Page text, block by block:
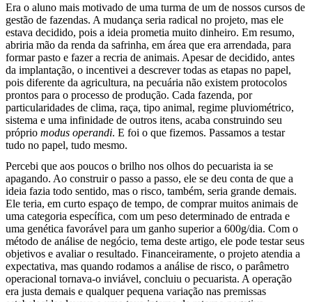
Era o aluno mais motivado de uma turma de um de nossos cursos de
gestão de fazendas. A mudança seria radical no projeto, mas ele
estava decidido, pois a ideia prometia muito dinheiro. Em resumo,
abriria mão da renda da safrinha, em área que era arrendada, para
formar pasto e fazer a recria de animais. Apesar de decidido, antes
da implantação, o incentivei a descrever todas as etapas no papel,
pois diferente da agricultura, na pecuária não existem protocolos
prontos para o processo de produção. Cada fazenda, por
particularidades de clima, raça, tipo animal, regime pluviométrico,
sistema e uma infinidade de outros itens, acaba construindo seu
próprio modus operandi. E foi o que fizemos. Passamos a testar
tudo no papel, tudo mesmo.
Percebi que aos poucos o brilho nos olhos do pecuarista ia se
apagando. Ao construir o passo a passo, ele se deu conta de que a
ideia fazia todo sentido, mas o risco, também, seria grande demais.
Ele teria, em curto espaço de tempo, de comprar muitos animais de
uma categoria específica, com um peso determinado de entrada e
uma genética favorável para um ganho superior a 600g/dia. Com o
método de análise de negócio, tema deste artigo, ele pode testar seus
objetivos e avaliar o resultado. Financeiramente, o projeto atendia a
expectativa, mas quando rodamos a análise de risco, o parâmetro
operacional tornava-o inviável, concluiu o pecuarista. A operação
era justa demais e qualquer pequena variação nas premissas